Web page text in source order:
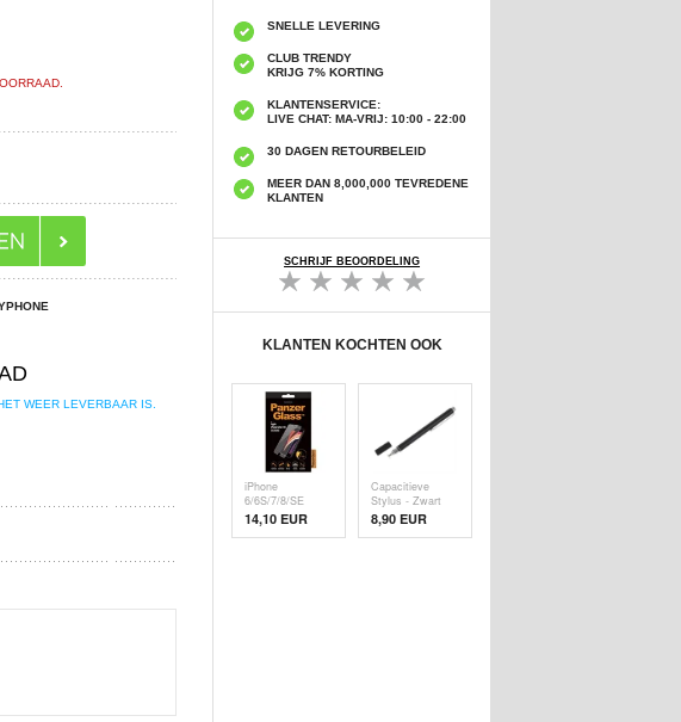
WEER LEVERBAAR IS.
SNELLE LEVERING
CLUB TRENDY
KRIJG 7% KORTING
KLANTENSERVICE:
LIVE CHAT: MA-VRIJ: 10:00 - 22:00
30 DAGEN RETOURBELEID
MEER DAN 8,000,000 TEVREDENE
KLANTEN
SCHRIJF BEOORDELING
KLANTEN KOCHTEN OOK
iPhone
6/6S/7/8/SE
(2020)/SE (
14,10 EUR
Capacitieve
Stylus - Zwart
8,90 EUR